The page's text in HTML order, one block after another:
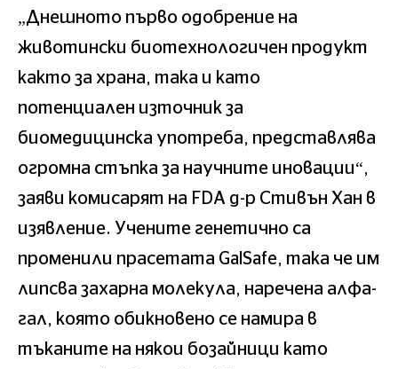
„Днешното първо одобрение на
животински биотехнологичен продукт
както за храна, така и като
потенциален източник за
биомедицинска употреба, представлява
огромна стъпка за научните иновации“,
заяви комисарят на FDA д-р Стивън Хан в
изявление. Учените генетично са
променили прасетата GalSafe, така че им
липсва захарна молекула, наречена алфа-
гал, която обикновено се намира в
тъканите на някои бозайници като